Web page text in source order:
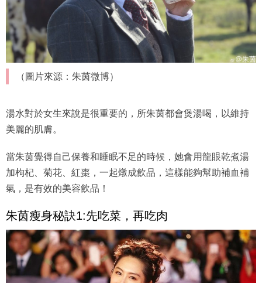
（圖片來源：朱茵微博）
湯水對於女生來說是很重要的，所朱茵都會煲湯喝，以維持
美麗的肌膚。
當朱茵覺得自己保養和睡眠不足的時候，她會用龍眼乾煮湯
加枸杞、菊花、紅棗，一起燉成飲品，這樣能夠幫助補血補
氣，是有效的美容飲品！
朱茵瘦身秘訣1:先吃菜，再吃肉